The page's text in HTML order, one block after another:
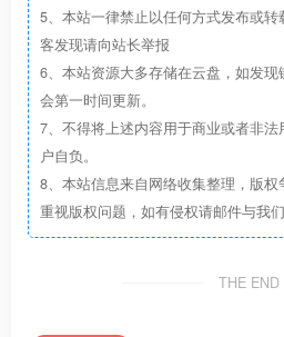
5、本站一律禁止以任何方式发布或
客发现请向站长举报
6、本站资源大多存储在云盘，如发
会第一时间更新。
7、不得将上述内容用于商业或者非
户自负。
8、本站信息来自网络收集整理，版
重视版权问题，如有侵权请邮件与我
THE END